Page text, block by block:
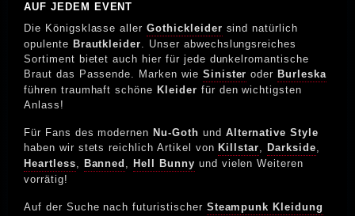
AUF JEDEM EVENT
Die Königsklasse allerGothickleider sind natürlich
opulente Brautkleider. Unser abwechslungsreiches
Sortiment bietet auch hier für jede dunkelromantische
Braut das Passende. Marken wie Sinister oder Burleska
führen traumhaft schöne Kleider für den wichtigsten
Anlass!
Für Fans des modernen Nu-Goth und Alternative Style
haben wir stets reichlich Artikel von Killstar, Darkside,
Heartless, Banned , Hell Bunny und vielen Weiteren
vorrätig!
Auf der Suche nach futuristischer Steampunk Kleidung